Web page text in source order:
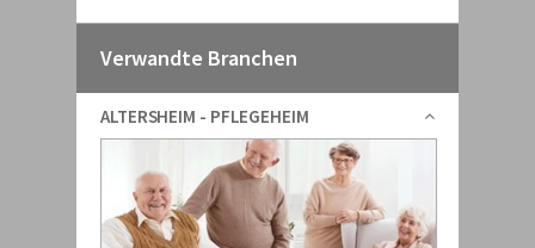
Verwandte Branchen
ALTERSHEIM - PFLEGEHEIM